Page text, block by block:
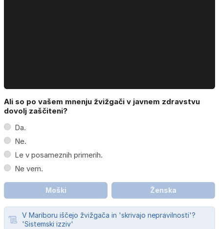
Ali so po vašem mnenju žvižgači v javnem zdravstvu
dovolj zaščiteni?
Da.
Ne.
Le v posameznih primerih.
Ne vem.
Moški Ženska
V Mariboru iščejo žvižgača in 'skrivajo nepravilnosti'?
'Sistemski izziv'